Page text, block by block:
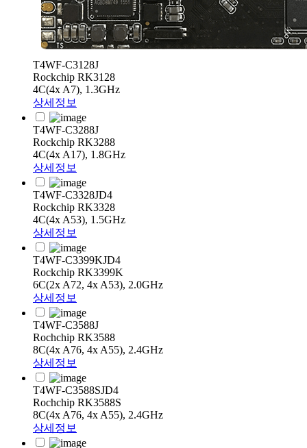
T4WF-C3128J
Rockchip RK3128
4C(4x A7), 1.3GHz
상세정보
T4WF-C3288J
Rockchip RK3288
4C(4x A17), 1.8GHz
상세정보
T4WF-C3328JD4
Rockchip RK3328
4C(4x A53), 1.5GHz
상세정보
T4WF-C3399KJD4
Rockchip RK3399K
6C(2x A72, 4x A53), 2.0GHz
상세정보
T4WF-C3588J
Rochchip RK3588
8C(4x A76, 4x A55), 2.4GHz
상세정보
T4WF-C3588SJD4
Rochchip RK3588S
8C(4x A76, 4x A55), 2.4GHz
상세정보